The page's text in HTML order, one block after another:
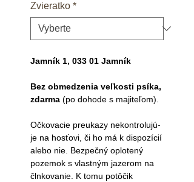
Zvieratko *
Jamník 1, 033 01 Jamník
Bez obmedzenia veľkosti psíka,
zdarma (po dohode s majiteľom).
Očkovacie preukazy nekontrolujú-
je na hosťovi, či ho má k dispozícií
alebo nie. Bezpečný oplotený
pozemok s vlastným jazerom na
člnkovanie. K tomu potôčik